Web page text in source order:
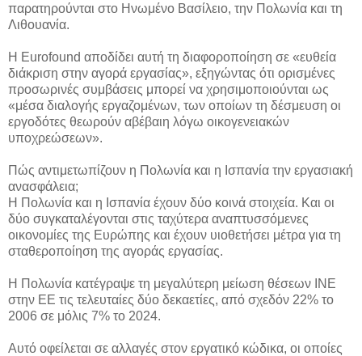
παρατηρούνται στο Ηνωμένο Βασίλειο, την Πολωνία και τη
Λιθουανία.
Η Eurofound αποδίδει αυτή τη διαφοροποίηση σε «ευθεία
διάκριση στην αγορά εργασίας», εξηγώντας ότι ορισμένες
προσωρινές συμβάσεις μπορεί να χρησιμοποιούνται ως
«μέσα διαλογής εργαζομένων, των οποίων τη δέσμευση οι
εργοδότες θεωρούν αβέβαιη λόγω οικογενειακών
υποχρεώσεων».
Πώς αντιμετωπίζουν η Πολωνία και η Ισπανία την εργασιακή
ανασφάλεια;
Η Πολωνία και η Ισπανία έχουν δύο κοινά στοιχεία. Και οι
δύο συγκαταλέγονται στις ταχύτερα αναπτυσσόμενες
οικονομίες της Ευρώπης και έχουν υιοθετήσει μέτρα για τη
σταθεροποίηση της αγοράς εργασίας.
Η Πολωνία κατέγραψε τη μεγαλύτερη μείωση θέσεων INE
στην ΕΕ τις τελευταίες δύο δεκαετίες, από σχεδόν 22% το
2006 σε μόλις 7% το 2024.
Αυτό οφείλεται σε αλλαγές στον εργατικό κώδικα, οι οποίες